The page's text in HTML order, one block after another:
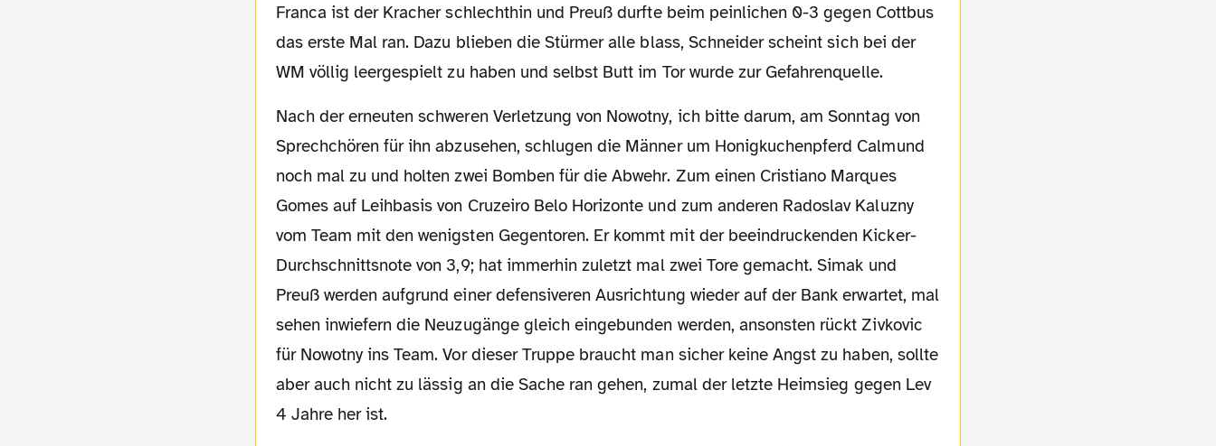
Franca ist der Kracher schlechthin und Preuß durfte beim peinlichen 0-3 gegen Cottbus
das erste Mal ran. Dazu blieben die Stürmer alle blass, Schneider scheint sich bei der
WM völlig leergespielt zu haben und selbst Butt im Tor wurde zur Gefahrenquelle.
Nach der erneuten schweren Verletzung von Nowotny, ich bitte darum, am Sonntag von
Sprechchören für ihn abzusehen, schlugen die Männer um Honigkuchenpferd Calmund
noch mal zu und holten zwei Bomben für die Abwehr. Zum einen Cristiano Marques
Gomes auf Leihbasis von Cruzeiro Belo Horizonte und zum anderen Radoslav Kaluzny
vom Team mit den wenigsten Gegentoren. Er kommt mit der beeindruckenden Kicker-
Durchschnittsnote von 3,9; hat immerhin zuletzt mal zwei Tore gemacht. Simak und
Preuß werden aufgrund einer defensiveren Ausrichtung wieder auf der Bank erwartet, mal
sehen inwiefern die Neuzugänge gleich eingebunden werden, ansonsten rückt Zivkovic
für Nowotny ins Team. Vor dieser Truppe braucht man sicher keine Angst zu haben, sollte
aber auch nicht zu lässig an die Sache ran gehen, zumal der letzte Heimsieg gegen Lev
4 Jahre her ist.